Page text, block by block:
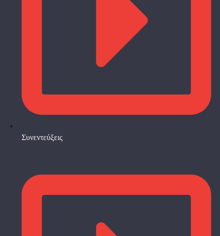
Συνεντεύξεις